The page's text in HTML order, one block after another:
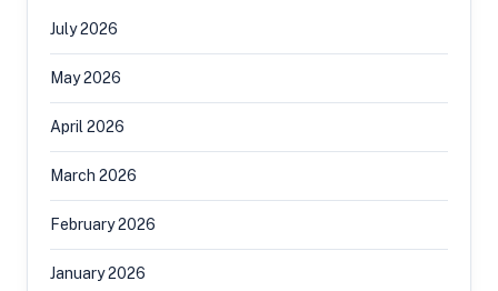
July 2026
May 2026
April 2026
March 2026
February 2026
January 2026